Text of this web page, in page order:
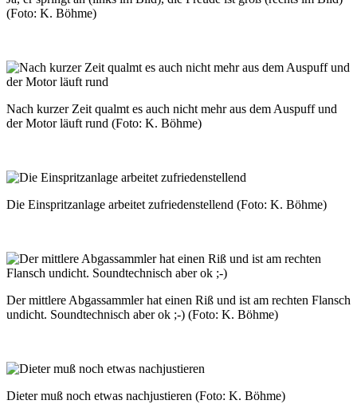
(Foto: K. Böhme)
Nach kurzer Zeit qualmt es auch nicht mehr aus dem Auspuff und
der Motor läuft rund (Foto: K. Böhme)
Die Einspritzanlage arbeitet zufriedenstellend (Foto: K. Böhme)
Der mittlere Abgassammler hat einen Riß und ist am rechten Flansch
undicht. Soundtechnisch aber ok ;-) (Foto: K. Böhme)
Dieter muß noch etwas nachjustieren (Foto: K. Böhme)